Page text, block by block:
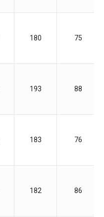
180 75
193 88
183 76
182 86